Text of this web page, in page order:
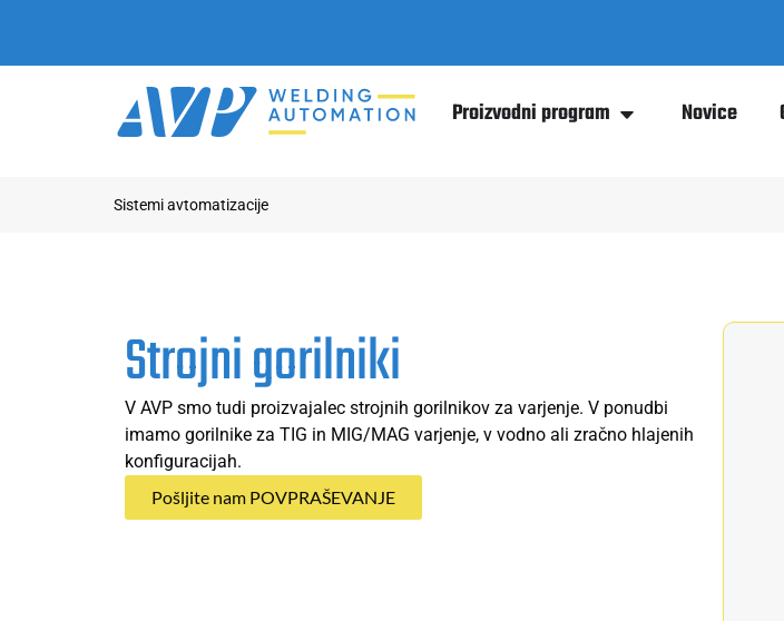
Proizvodni program Novice
Sistemi avtomatizacije
Strojni gorilniki
V AVP smo tudi proizvajalec strojnih gorilnikov za varjenje. V ponudbi
imamo gorilnike za TIG in MIG/MAG varjenje, v vodno ali zračno hlajenih
konfiguracijah.
Pošljite nam POVPRAŠEVANJE